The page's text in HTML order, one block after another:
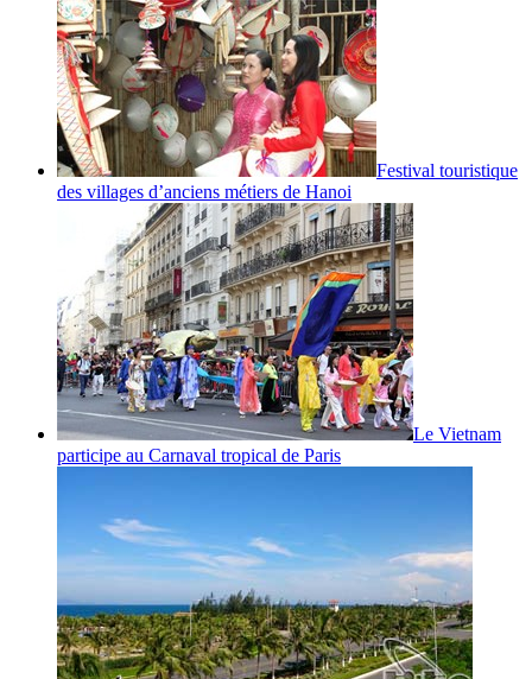
Festival touristique
des villages d’anciens métiers de Hanoi
Le Vietnam
participe au Carnaval tropical de Paris